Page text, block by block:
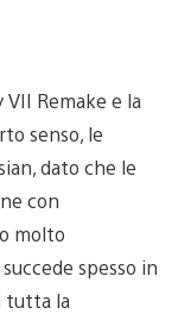
Remake e la
senso, le
dato che le
con
molto
spesso in
tutta la